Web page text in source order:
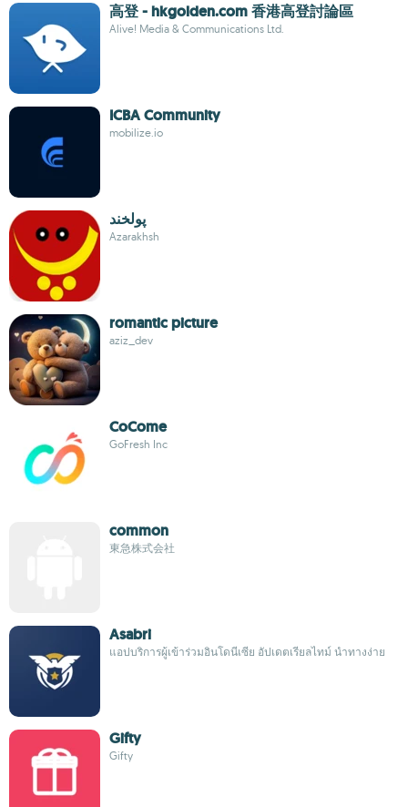
高登 - hkgolden.com 香港高登討論區
Alive! Media & Communications Ltd.
ICBA Community
mobilize.io
پولخند
Azarakhsh
romantic picture
aziz_dev
CoCome
GoFresh Inc
common
東急株式会社
Asabri
แอปบริการผู้เข้าร่วมอินโดนีเซีย อัปเดตเรียลไทม์ นำทางง่าย
Gifty
Gifty